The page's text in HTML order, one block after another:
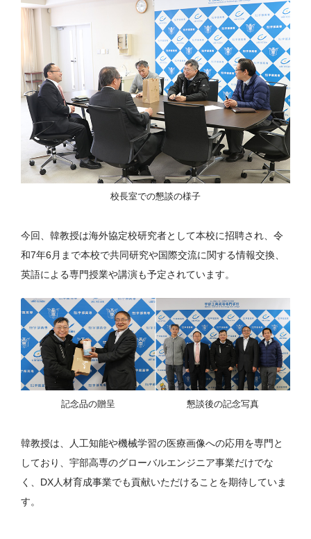
校長室での懇談の様子
今回、韓教授は海外協定校研究者として本校に招聘され、令
和7年6月まで本校で共同研究や国際交流に関する情報交換、
英語による専門授業や講演も予定されています。
記念品の贈呈 懇談後の記念写真
韓教授は、人工知能や機械学習の医療画像への応用を専門と
しており、宇部高専のグローバルエンジニア事業だけでな
く、DX人材育成事業でも貢献いただけることを期待していま
す。